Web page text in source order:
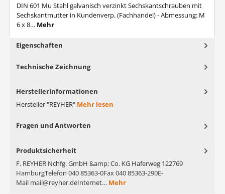
DIN 601 Mu Stahl galvanisch verzinkt Sechskantschrauben mit
Sechskantmutter in Kundenverp. (Fachhandel) - Abmessung: M
6 x 8… Mehr
Eigenschaften
Technische Zeichnung
Herstellerinformationen
Hersteller "REYHER" Mehr lesen
Fragen und Antworten
Produktsicherheit
F. REYHER Nchfg. GmbH &amp; Co. KG Haferweg 122769
HamburgTelefon 040 85363-0Fax 040 85363-290E-
Mail mail@reyher.deInternet… Mehr